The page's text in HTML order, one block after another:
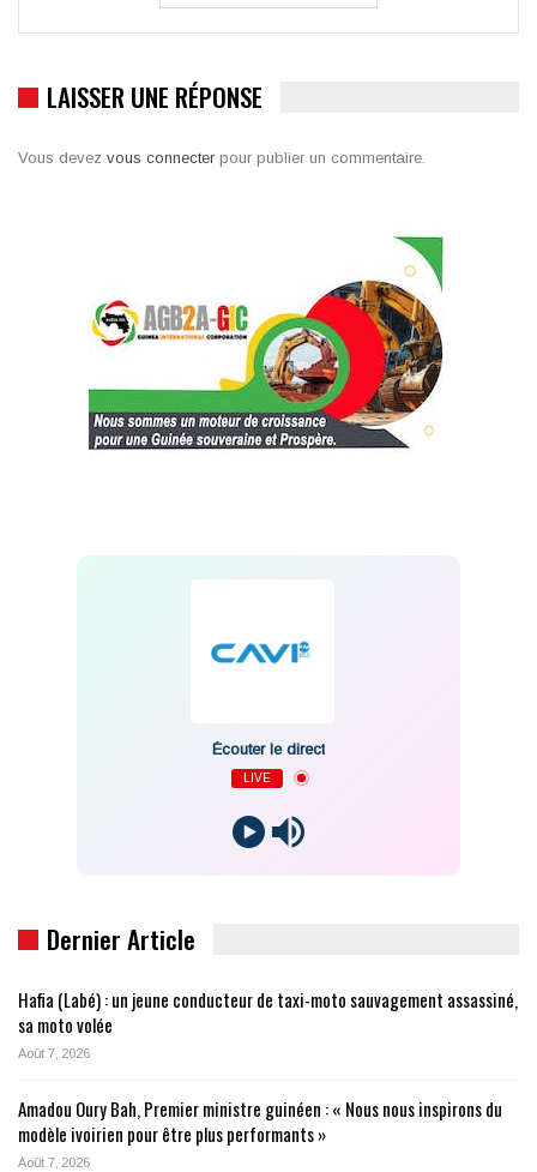
LAISSER UNE RÉPONSE
Vous devez vous connecter pour publier un commentaire.
Écouter le direct
LIVE
Dernier Article
Hafia (Labé) : un jeune conducteur de taxi-moto sauvagement assassiné,
sa moto volée
Août 7, 2026
Amadou Oury Bah, Premier ministre guinéen : « Nous nous inspirons du
modèle ivoirien pour être plus performants »
Août 7, 2026